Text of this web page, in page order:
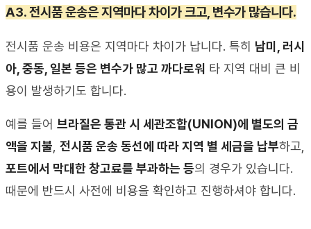
A3. 전시품 운송은 지역마다 차이가 크고, 변수가 많습니다.
전시품 운송 비용은 지역마다 차이가 납니다. 특히 남미 러시
아 중동 , 일본 등은 변수가 많고 까다로워 타 지역 대비 큰 비
용이 발생하기도 합니다.
예를 들어 브라질은 통관 시 세관조합(UNION)에 별도의 금
액을 지불 전시품 운송 동선에 따라 지역 별 세금을 납부하고
포트에서 막대한 창고료를 부과하는 등의 경우가 있습니다
때문에 반드시 사전에 비용을 확인하고 진행하셔야 합니다.